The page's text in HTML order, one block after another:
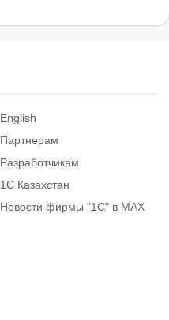
English
Партнерам
Разработчикам
1С Казахстан
Новости фирмы "1С" в MAX